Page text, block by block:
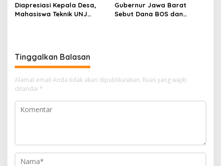
Diapresiasi Kepala Desa,
Mahasiswa Teknik UNJ
Gubernur Jawa Barat
Sebut Dana BOS dan
Tinggalkan Balasan
Alamat email Anda tidak akan dipublikasikan. Ruas yang wajib
ditandai *